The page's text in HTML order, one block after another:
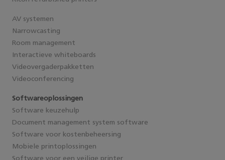
AV systemen
Narrowcasting
Room management
Interactieve whiteboards
Videovergaderpakketten
Videoconferencing
Softwareoplossingen
Software keuzehulp
Document management system software
Software voor kostenbeheersing
Mobiele printoplossingen